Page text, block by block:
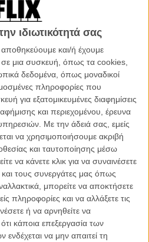
ιδιωτικότητά σας
αποθηκεύουμε και/ή έχουμε
μια συσκευή, όπως τα cookies,
δεδομένα, όπως μοναδικοί
πληροφορίες που
για εξατομικευμένες διαφημίσεις
και περιεχομένου, έρευνα
Με την άδειά σας, εμείς
να χρησιμοποιήσουμε ακριβή
και ταυτοποίησης μέσω
να κάνετε κλικ για να συναινέσετε
τους συνεργάτες μας όπως
μπορείτε να αποκτήσετε
πληροφορίες και να αλλάξετε τις
ή να αρνηθείτε να
κάποια επεξεργασία των
να μην απαιτεί τη
μόδας επιλέγουν πλέον ανθρώπους
σκηνοθετήσουν κάτι που πολύ
με τον δικό του τρόπο ένα luxury
λαμπρός σκηνοθέτης των ημερών
(διάβαζε «αμοιβή») ενός οίκου
το οποίο μπορείς να τον
Reborn», ο μόνος περιορισμός
ρούχα του οίκου. Και
να συνεργαστεί με ανθρώπους που
A-list ταινία των ημερών μας,
Νατάσα Μπράιερ και τον Κλιντ
τον ανερχόμενο Βρετανό Τζακ